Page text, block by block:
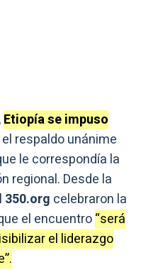
Etiopía se impuso
respaldo unánime
le correspondía la
regional. Desde la
350.org celebraron la
el encuentro“será
el liderazgo